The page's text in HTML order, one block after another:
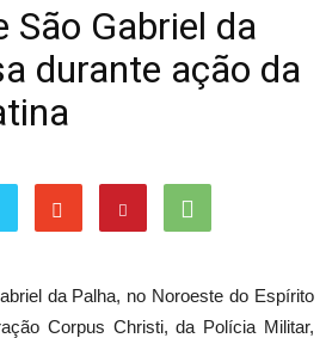
São Gabriel da
durante ação da
da Palha, no Noroeste do Espírito
Corpus Christi, da Polícia Militar,